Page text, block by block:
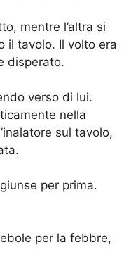
mentre l’altra si
il tavolo. Il volto era
disperato.
verso di lui.
nella
sul tavolo,
per prima.
per la febbre,